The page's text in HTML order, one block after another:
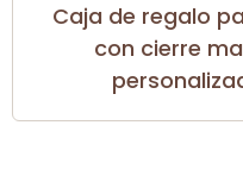
Caja de regalo
con cierre